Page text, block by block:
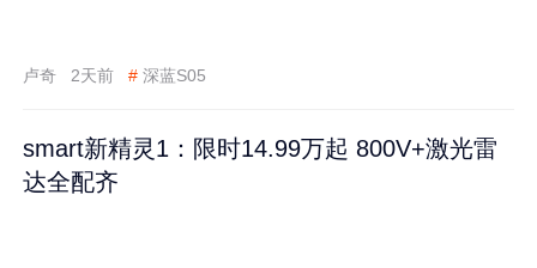
卢奇 2天前 # 深蓝S05
smart新精灵1：限时14.99万起 800V+激光雷
达全配齐